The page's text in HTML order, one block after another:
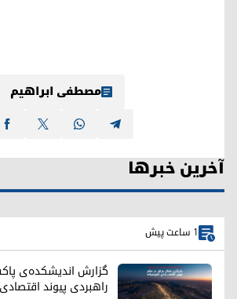
مصطفی ابراهیم
آخرین خبرها
1 ساعت پیش
گزارش اندیشکده‌ی
راهبردی پیوند